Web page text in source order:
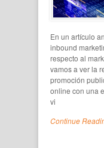
En un artículo
inbound
respecto al
vamos a ver la
promoción
online con una
vi
Continue